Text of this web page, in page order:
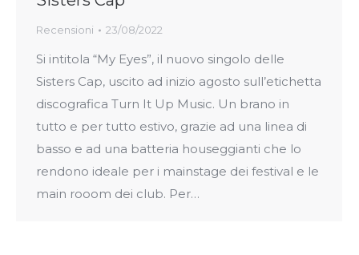
Recensioni 23/08/2022
Si intitola “My Eyes”, il nuovo singolo delle
Sisters Cap, uscito ad inizio agosto sull’etichetta
discografica Turn It Up Music. Un brano in
tutto e per tutto estivo, grazie ad una linea di
basso e ad una batteria houseggianti che lo
rendono ideale per i mainstage dei festival e le
main rooom dei club. Per…